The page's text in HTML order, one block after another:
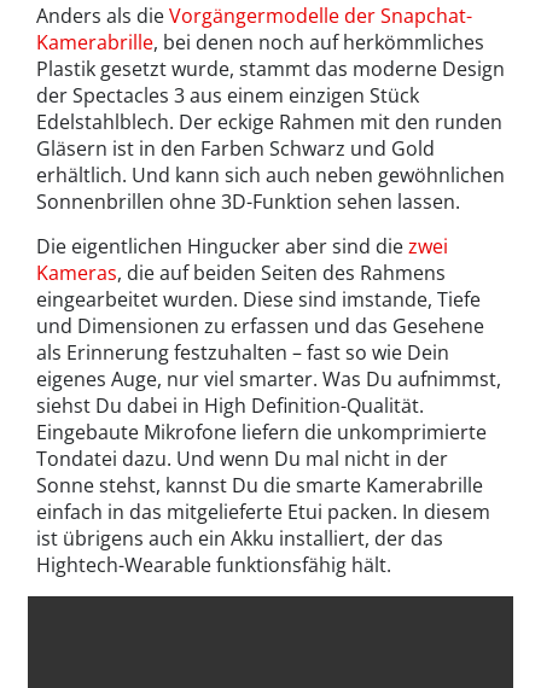
Anders als dieVorgängermodelle der Snapchat-
Kamerabrille, bei denen noch auf herkömmliches
Plastik gesetzt wurde, stammt das moderne Design
der Spectacles 3 aus einem einzigen Stück
Edelstahlblech. Der eckige Rahmen mit den runden
Gläsern ist in den Farben Schwarz und Gold
erhältlich. Und kann sich auch neben gewöhnlichen
Sonnenbrillen ohne 3D-Funktion sehen lassen.
Die eigentlichen Hingucker aber sind diezwei
Kameras, die auf beiden Seiten des Rahmens
eingearbeitet wurden. Diese sind imstande, Tiefe
und Dimensionen zu erfassen und das Gesehene
als Erinnerung festzuhalten – fast so wie Dein
eigenes Auge, nur viel smarter. Was Du aufnimmst,
siehst Du dabei in High Definition-Qualität.
Eingebaute Mikrofone liefern die unkomprimierte
Tondatei dazu. Und wenn Du mal nicht in der
Sonne stehst, kannst Du die smarte Kamerabrille
einfach in das mitgelieferte Etui packen. In diesem
ist übrigens auch ein Akku installiert, der das
Hightech-Wearable funktionsfähig hält.